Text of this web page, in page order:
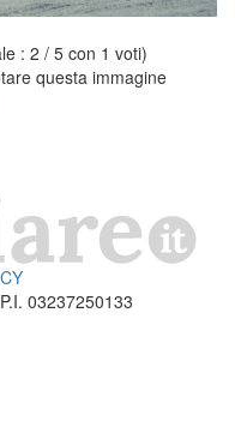
: 2 / 5 con 1 voti)
questa immagine
03237250133